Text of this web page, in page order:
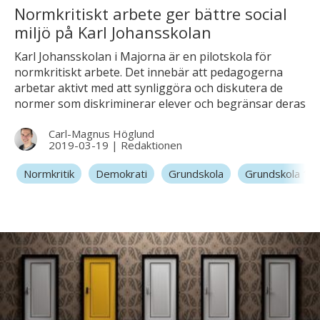
Normkritiskt arbete ger bättre social
miljö på Karl Johansskolan
Karl Johansskolan i Majorna är en pilotskola för
normkritiskt arbete. Det innebär att pedagogerna
arbetar aktivt med att synliggöra och diskutera de
normer som diskriminerar elever och begränsar deras
alla klasser med temat ”Vem är jag?”.
Carl-Magnus Höglund
2019-03-19 | Redaktionen
Normkritik
Demokrati Grundskola Grundskola 1-3